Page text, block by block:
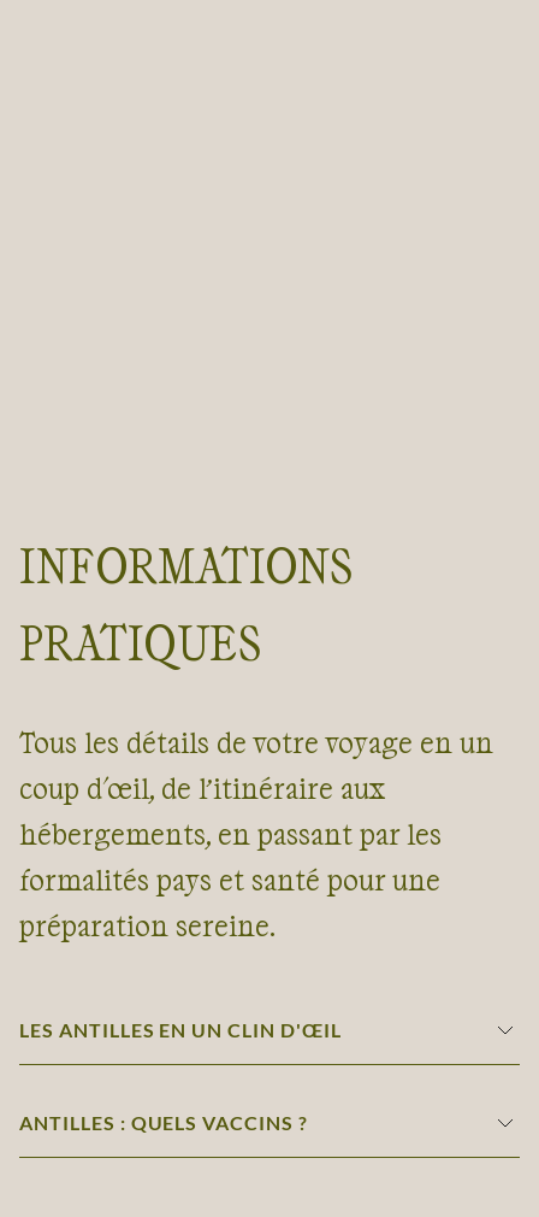
INFORMATIONS
PRATIQUES
Tous les détails de votre voyage en un
coup d'œil, de l’itinéraire aux
hébergements, en passant par les
formalités pays et santé pour une
préparation sereine.
LES ANTILLES EN UN CLIN D'ŒIL
ANTILLES : QUELS VACCINS ?